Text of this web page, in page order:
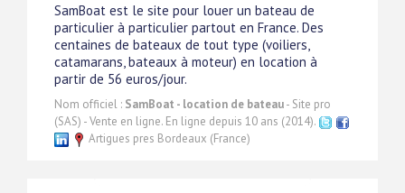
SamBoat est le site pour louer un bateau de
particulier à particulier partout en France. Des
centaines de bateaux de tout type (voiliers,
catamarans, bateaux à moteur) en location à
partir de 56 euros/jour.
Nom officiel : SamBoat - location de bateau- Site pro
(SAS) - Vente en ligne. En ligne depuis 10 ans (2014).
Artigues pres Bordeaux (France)